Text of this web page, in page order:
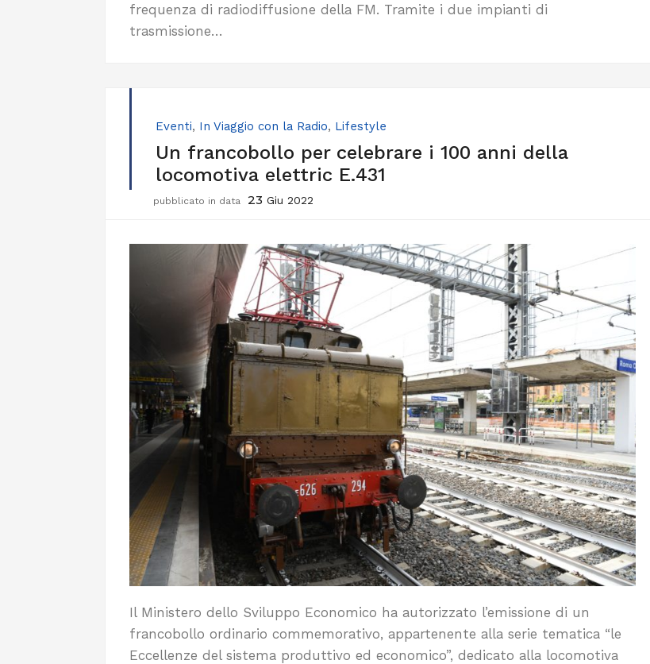
frequenza di radiodiffusione della FM. Tramite i due impianti di
trasmissione…
Eventi, In Viaggio con la Radio, Lifestyle
Un francobollo per celebrare i 100 anni della
locomotiva elettric E.431
pubblicato in data 23 Giu 2022
Il Ministero dello Sviluppo Economico ha autorizzato l’emissione di un
francobollo ordinario commemorativo, appartenente alla serie tematica “le
Eccellenze del sistema produttivo ed economico”, dedicato alla locomotiva